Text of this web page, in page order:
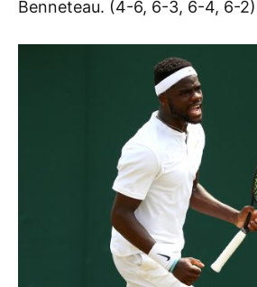
Benneteau. (4-6, 6-3, 6-4, 6-2)